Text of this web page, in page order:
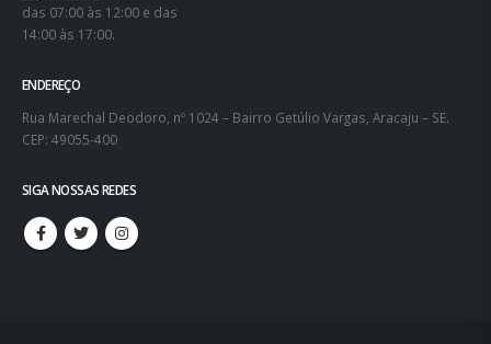
das 07:00 às 12:00 e das
14:00 às 17:00.
ENDEREÇO
Rua Marechal Deodoro, nº 1024 – Bairro Getúlio Vargas, Aracaju – SE.
CEP: 49055-400
SIGA NOSSAS REDES